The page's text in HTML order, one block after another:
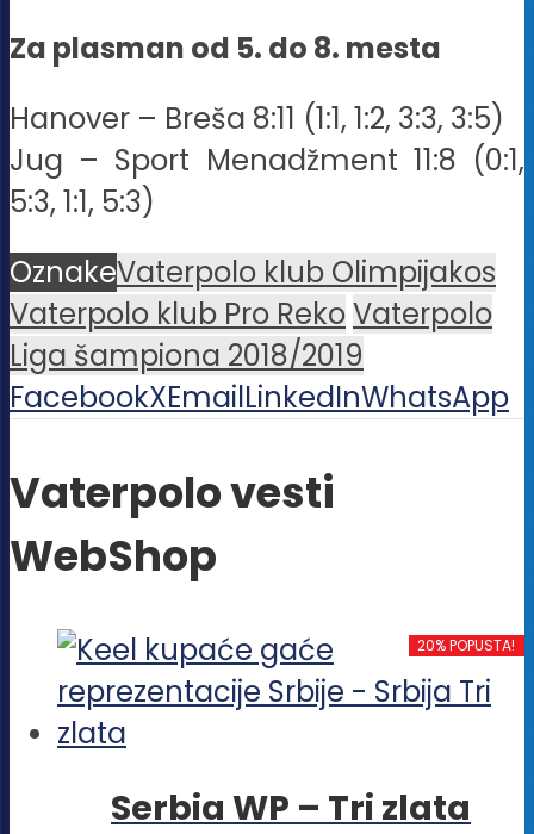
Za plasman od 5. do 8. mesta
Hanover – Breša 8:11 (1:1, 1:2, 3:3, 3:5)
Jug – Sport Menadžment 11:8 (0:1,
5:3, 1:1, 5:3)
OznakeVaterpolo klub Olimpijakos
Vaterpolo klub Pro RekoVaterpolo
Liga šampiona 2018/2019
FacebookXEmailLinkedInWhatsApp
Vaterpolo vesti
WebShop
20% POPUSTA!
Serbia WP – Tri zlata